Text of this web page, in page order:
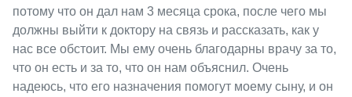
потому что он дал нам 3 месяца срока, после чего мы
должны выйти к доктору на связь и рассказать, как у
нас все обстоит. Мы ему очень благодарны врачу за то,
что он есть и за то, что он нам объяснил. Очень
надеюсь, что его назначения помогут моему сыну, и он